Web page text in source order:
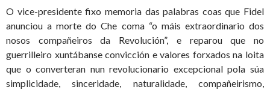
O vice-presidente fixo memoria das palabras coas que Fidel
anunciou a morte do Che coma “o máis extraordinario dos
nosos compañeiros da Revolución”, e reparou que no
guerrilleiro xuntábanse convicción e valores forxados na loita
que o converteran nun revolucionario excepcional pola súa
simplicidade, sinceridade, naturalidade, compañeirismo,